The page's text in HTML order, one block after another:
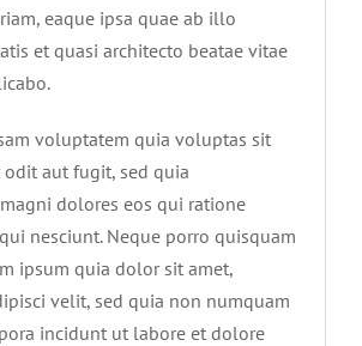
eaque ipsa quae ab illo
et quasi architecto beatae vitae
voluptatem quia voluptas sit
aut fugit, sed quia
dolores eos qui ratione
nesciunt. Neque porro quisquam
ipsum quia dolor sit amet,
velit, sed quia non numquam
incidunt ut labore et dolore